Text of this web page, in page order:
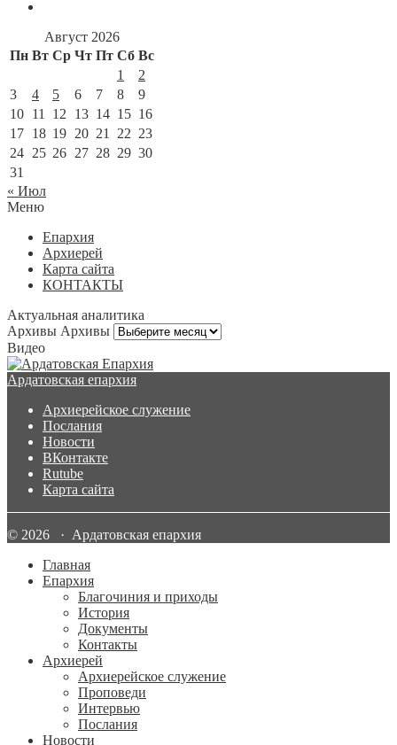
Август 2026
Пн Вт Ср Чт Пт Сб Вс
1
2
3
4 5 6 7 8
9
10 11 12 13 14 15 16
17 18 19 20 21 22 23
24 25 26 27 28 29 30
31
« Июл
Меню
Епархия
Архиерей
Карта сайта
КОНТАКТЫ
Актуальная аналитика
Архивы Архивы
Видео
Ардатовская епархия
Архиерейское служение
Послания
Новости
ВКонтакте
Rutube
Карта сайта
© 2026 · Ардатовская епархия
Главная
Епархия
Благочиния и приходы
История
Документы
Контакты
Архиерей
Архиерейское служение
Проповеди
Интервью
Послания
Новости